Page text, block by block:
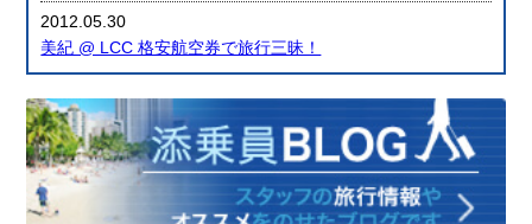
2012.05.30
美紀 @ LCC 格安航空券で旅行三昧！